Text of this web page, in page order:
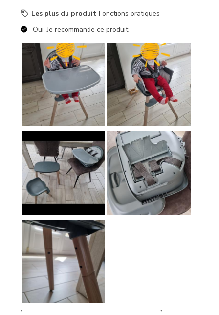
Les plus du produit Fonctions pratiques
Oui, Je recommande ce produit.